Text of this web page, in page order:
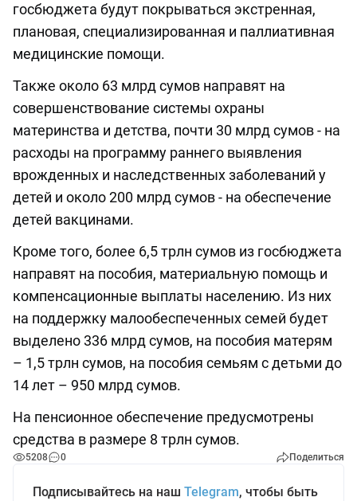
госбюджета будут покрываться экстренная,
плановая, специализированная и паллиативная
медицинские помощи.
Также около 63 млрд сумов направят на
совершенствование системы охраны
материнства и детства, почти 30 млрд сумов - на
расходы на программу раннего выявления
врожденных и наследственных заболеваний у
детей и около 200 млрд сумов - на обеспечение
детей вакцинами.
Кроме того, более 6,5 трлн сумов из госбюджета
направят на пособия, материальную помощь и
компенсационные выплаты населению. Из них
на поддержку малообеспеченных семей будет
выделено 336 млрд сумов, на пособия матерям
– 1,5 трлн сумов, на пособия семьям с детьми до
14 лет – 950 млрд сумов.
На пенсионное обеспечение предусмотрены
средства в размере 8 трлн сумов.
5208 0 Поделиться
Подписывайтесь на наш Telegram, чтобы быть